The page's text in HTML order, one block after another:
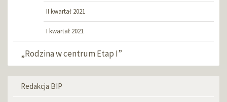
II kwartał 2021
I kwartał 2021
„Rodzina w centrum Etap I”
Menu
Redakcja BIP